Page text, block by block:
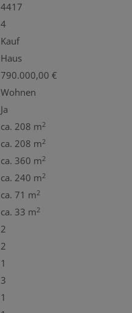
4417
4
Kauf
Haus
790.000,00 €
Wohnen
Ja
ca. 208 m2
ca. 208 m2
ca. 360 m2
ca. 240 m2
ca. 71 m2
ca. 33 m2
2
2
1
3
1